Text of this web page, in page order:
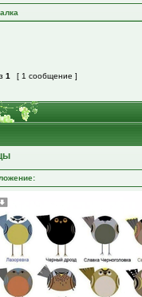
1 [ 1 сообщение ]